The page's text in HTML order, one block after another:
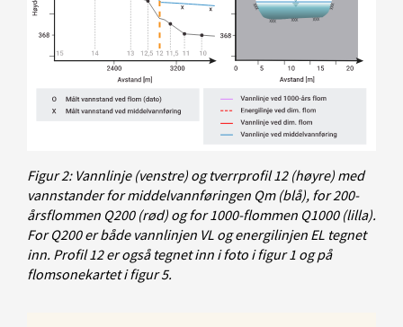
Figur 2: Vannlinje (venstre) og tverrprofil 12 (høyre) med
vannstander for middelvannføringen Qm (blå), for 200-
årsflommen Q200 (rød) og for 1000-flommen Q1000 (lilla).
For Q200 er både vannlinjen VL og energilinjen EL tegnet
inn. Profil 12 er også tegnet inn i foto i figur 1 og på
flomsonekartet i figur 5.